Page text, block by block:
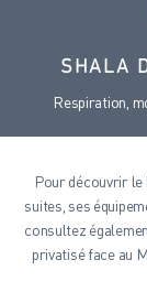
SHALA
Respiration,
Pour découvrir le
suites, ses
consultez
privatisé face au